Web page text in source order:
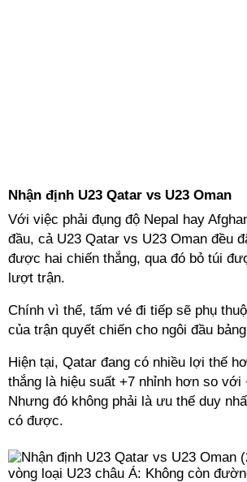
Nhận định U23 Qatar vs U23 Oman
Với việc phải đụng độ Nepal hay
đầu, cả U23 Qatar vs U23 Oman đều
được hai chiến thắng, qua đó bỏ túi
lượt trận.
Chính vì thế, tấm vé đi tiếp sẽ phụ
của trận quyết chiến cho ngôi đầu
Hiện tại, Qatar đang có nhiều lợi thế
thắng là hiệu suất +7 nhỉnh hơn so với
Nhưng đó không phải là ưu thế duy
có được.